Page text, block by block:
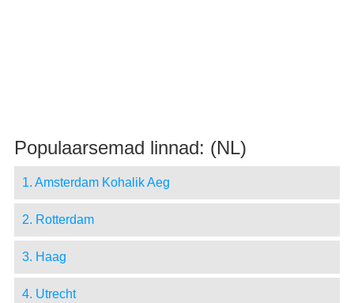
Populaarsemad linnad: (NL)
1. Amsterdam Kohalik Aeg
2. Rotterdam
3. Haag
4. Utrecht